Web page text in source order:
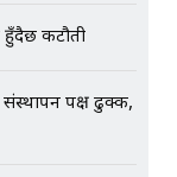
हुँदैछ कटौती
संस्थापन पक्ष ढुक्क,